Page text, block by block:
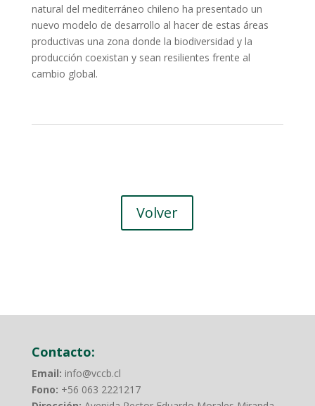
natural del mediterráneo chileno ha presentado un
nuevo modelo de desarrollo al hacer de estas áreas
productivas una zona donde la biodiversidad y la
producción coexistan y sean resilientes frente al
cambio global.
Volver
Contacto:
Email: info@vccb.cl
Fono: +56 063 2221217